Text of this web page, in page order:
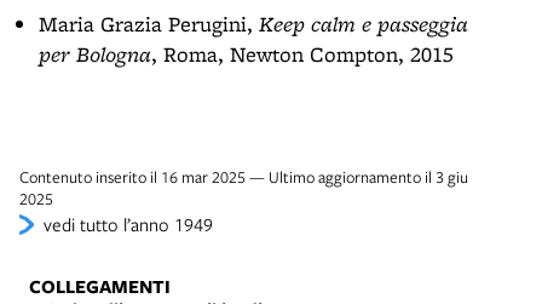
Maria Grazia Perugini, Keep calm e passeggia
per Bologna, Roma, Newton Compton, 2015
Contenuto inserito il 16 mar 2025 — Ultimo aggiornamento il 3 giu
2025
vedi tutto l’anno 1949
COLLEGAMENTI